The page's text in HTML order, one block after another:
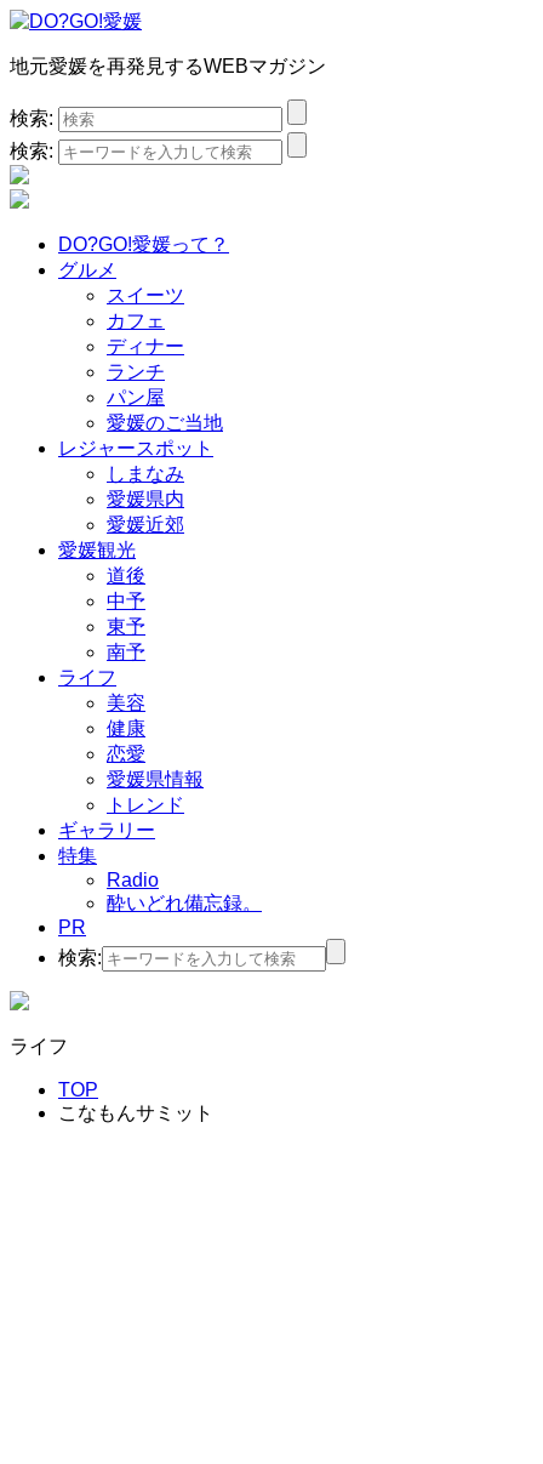
地元愛媛を再発見するWEBマガジン
検索:
検索:
DO?GO!愛媛って？
グルメ
スイーツ
カフェ
ディナー
ランチ
パン屋
愛媛のご当地
レジャースポット
しまなみ
愛媛県内
愛媛近郊
愛媛観光
道後
中予
東予
南予
ライフ
美容
健康
恋愛
愛媛県情報
トレンド
ギャラリー
特集
Radio
酔いどれ備忘録。
PR
検索:
ライフ
TOP
こなもんサミット